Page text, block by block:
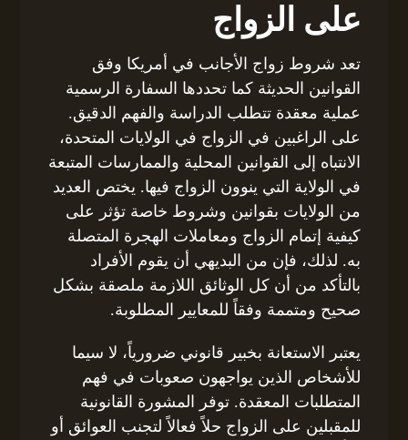
على الزواج
تعد شروط زواج الأجانب في أمريكا وفق
القوانين الحديثة كما تحددها السفارة الرسمية
عملية معقدة تتطلب الدراسة والفهم الدقيق.
على الراغبين في الزواج في الولايات المتحدة،
الانتباه إلى القوانين المحلية والممارسات المتبعة
في الولاية التي ينوون الزواج فيها. يختص العديد
من الولايات بقوانين وشروط خاصة تؤثر على
كيفية إتمام الزواج ومعاملات الهجرة المتصلة
به. لذلك، فإن من البديهي أن يقوم الأفراد
بالتأكد من أن كل الوثائق اللازمة ملصقة بشكل
صحيح ومتممة وفقاً للمعايير المطلوبة.
يعتبر الاستعانة بخبير قانوني ضرورياً، لا سيما
للأشخاص الذين يواجهون صعوبات في فهم
المتطلبات المعقدة. توفر المشورة القانونية
للمقبلين على الزواج حلاً فعالاً لتجنب العوائق أو